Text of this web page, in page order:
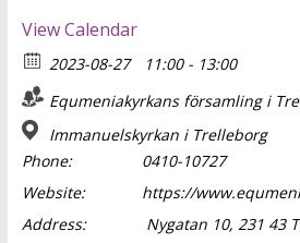
livet
View Calendar
2023-08-27
11:00 - 13:00
Equmeniakyrkans församling i
Immanuelskyrkan i Trelleborg
Phone:
0410-10727
Website:
https://
Address:
Nygatan 10, 231 43